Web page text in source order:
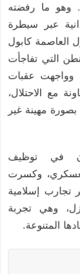
وهو ما رفضته
عبر سيطرة
العاصمة كابول
التي تفاجأت
وواجهت عقبات
مع الاحتلال،
مهينة غير
في توظيف
وكسرت
تجارب إسلامية
وهي تجربة
المتنوعة.